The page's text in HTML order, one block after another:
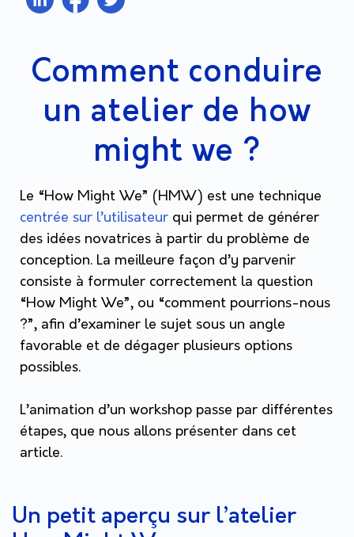
Comment conduire
un atelier de how
might we ?
Le “How Might We” (HMW) est une technique
centrée sur l’utilisateur qui permet de générer
des idées novatrices à partir du problème de
conception. La meilleure façon d’y parvenir
consiste à formuler correctement la question
“How Might We”, ou “comment pourrions-nous
?”, afin d’examiner le sujet sous un angle
favorable et de dégager plusieurs options
possibles.
L’animation d’un workshop passe par différentes
étapes, que nous allons présenter dans cet
article.
Un petit aperçu sur l’atelier